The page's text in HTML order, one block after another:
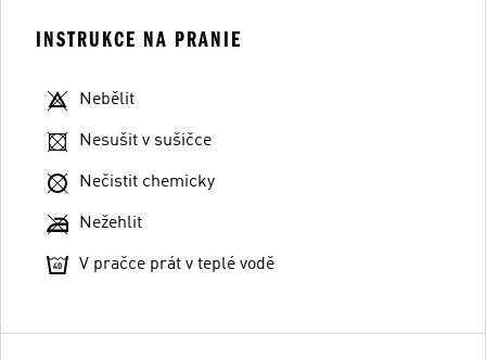
INSTRUKCE NA PRANIE
Nebělit
Nesušit v sušičce
Nečistit chemicky
Nežehlit
V pračce prát v teplé vodě